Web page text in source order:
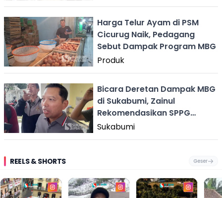
Harga Telur Ayam di PSM
Cicurug Naik, Pedagang
Sebut Dampak Program MBG
Produk
Bicara Deretan Dampak MBG
di Sukabumi, Zainul
Rekomendasikan SPPG
Dievaluasi
Sukabumi
REELS & SHORTS Geser